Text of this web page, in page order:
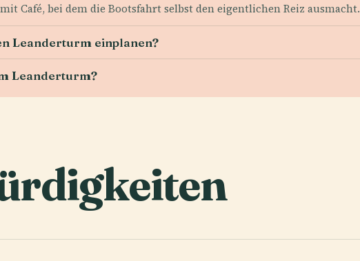
Café, bei dem die Bootsfahrt selbst den eigentlichen Reiz ausmacht.
Leanderturm einplanen?
Leanderturm?